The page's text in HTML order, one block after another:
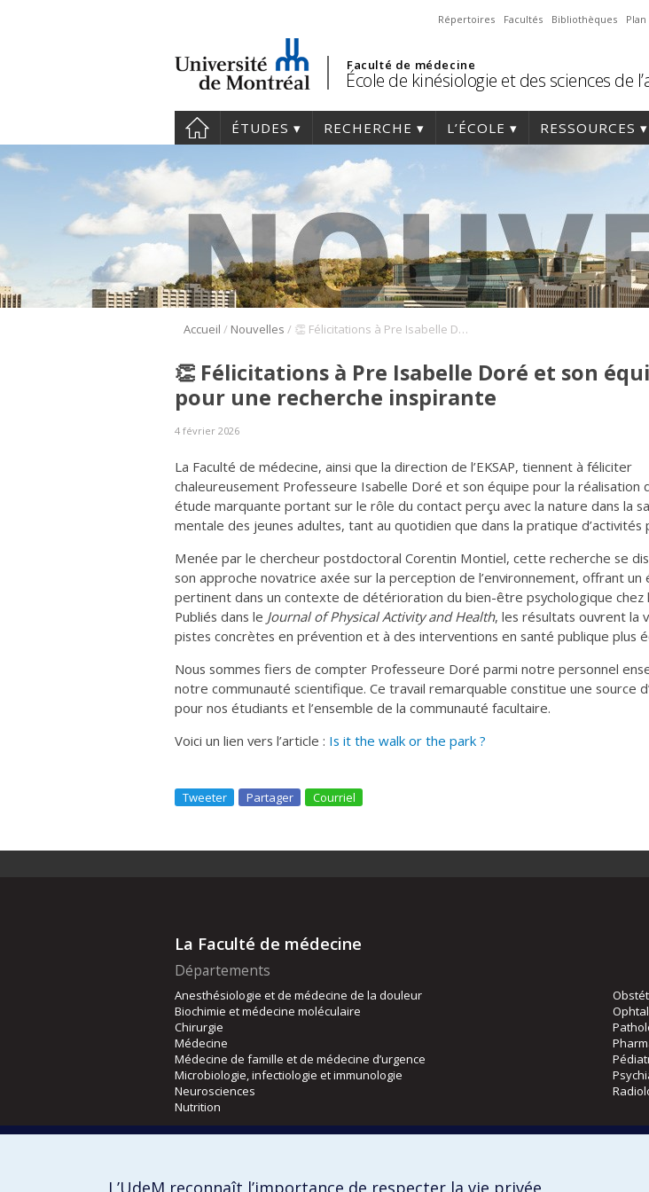
Répertoires Facultés Bibliothèques
Faculté de médecine
École de kinésiologie et des sciences de
ÉTUDES RECHERCHE L’ÉCOLE RESSOURCES
Accueil / Nouvelles / 👏 Félicitations à Pre Isabelle Doré et son équipe pour une recherche inspirante
👏 Félicitations à Pre Isabelle Doré et son
pour une recherche inspirante
4 février 2026
La Faculté de médecine, ainsi que la direction de l’EKSAP, tiennent à féliciter
chaleureusement Professeure Isabelle Doré et son équipe pour la réalisation
étude marquante portant sur le rôle du contact perçu avec la nature dans la
mentale des jeunes adultes, tant au quotidien que dans la pratique d’activités
Menée par le chercheur postdoctoral Corentin Montiel, cette recherche se
son approche novatrice axée sur la perception de l’environnement, offrant un
pertinent dans un contexte de détérioration du bien-être psychologique chez
Publiés dans le Journal of Physical Activity and Health, les résultats ouvrent la
pistes concrètes en prévention et à des interventions en santé publique plus
Nous sommes fiers de compter Professeure Doré parmi notre personnel
notre communauté scientifique. Ce travail remarquable constitue une source
pour nos étudiants et l’ensemble de la communauté facultaire.
Voici un lien vers l’article : Is it the walk or the park ?
Tweeter Partager Courriel
La Faculté de médecine
Départements
Anesthésiologie et de médecine de la douleur
Biochimie et médecine moléculaire
Chirurgie
Médecine
Médecine de famille et de médecine d’urgence
Microbiologie, infectiologie et immunologie
Neurosciences
Nutrition
L’UdeM reconnaît l’importance de respecter la vie privée